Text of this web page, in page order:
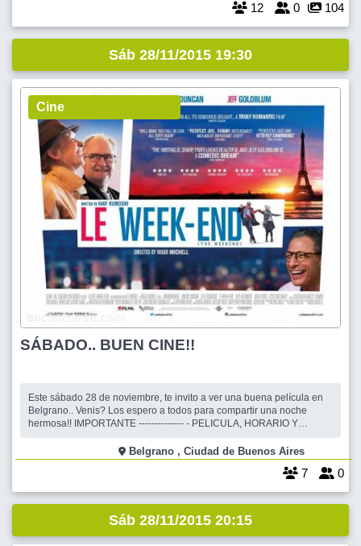
12 0 104
Sáb 28/11/2015 19:30
Cine
SÁBADO.. BUEN CINE!!
Este sábado 28 de noviembre, te invito a ver una buena película en
Belgrano.. Venis? Los espero a todos para compartir una noche
hermosa!! IMPORTANTE -------------- - PELICULA, HORARIO Y
COMENTARIOS DEL ORGANIZADOR ENTRE EL MARTES Y EL
JUEVES 26/11/2015. > SI VAS A VENIR, CONFIRMARTE LO A
Belgrano , Ciudad de Buenos Aires
7 0
Sáb 28/11/2015 20:15